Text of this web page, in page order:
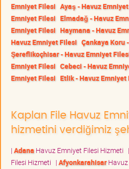
Emniyet Filesi Ayaş - Havuz
Emniyet Filesi Elmadağ - Havuz
Emniyet Filesi Haymana - Havuz
Havuz Emniyet Filesi Çankaya Koru
Şereflikoçhisar - Havuz Emniyet
Emniyet Filesi Cebeci - Havuz
Emniyet Filesi Etlik - Havuz Emniyet
Kaplan File Havuz
hizmetini verdiğimiz
| Adana Havuz Emniyet Filesi Hizmeti |
Filesi Hizmeti | AfyonkarahisarHavuz